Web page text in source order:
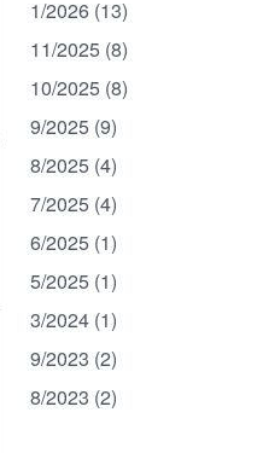
1/2026 (13)
11/2025 (8)
10/2025 (8)
9/2025 (9)
8/2025 (4)
7/2025 (4)
6/2025 (1)
5/2025 (1)
3/2024 (1)
9/2023 (2)
8/2023 (2)